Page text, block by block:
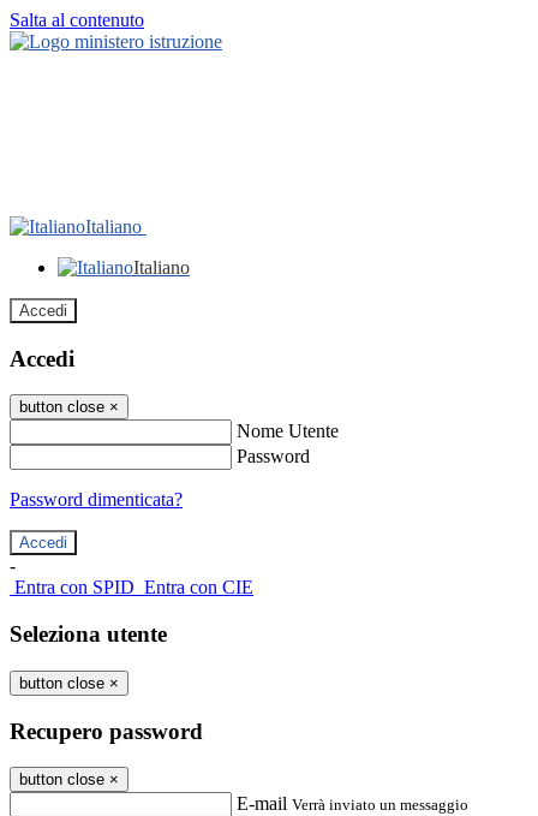
Salta al contenuto
Italiano
Italiano
Accedi
Accedi
button close ×
Nome Utente
Password
Password dimenticata?
-
Entra con SPID Entra con CIE
Seleziona utente
button close ×
Recupero password
button close ×
E-mail Verrà inviato un messaggio